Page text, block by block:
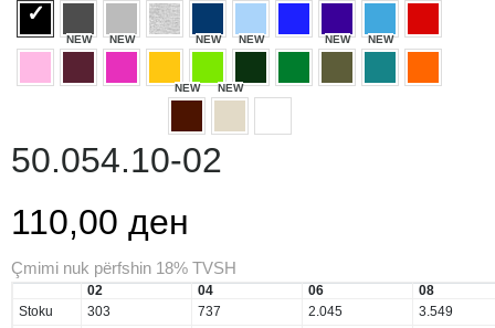
50.054.10-02
110,00 ден
Çmimi nuk përfshin 18% TVSH
02 04 06
08
Stoku
303 737 2.045
3.549